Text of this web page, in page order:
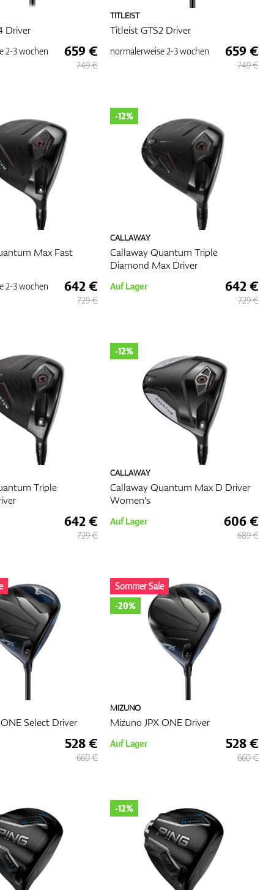
Driver
2-3 wochen 659 €
749 €
TITLEIST
Titleist GTS2 Driver
normalerweise2-3 wochen 659 €
749 €
Max Fast
2-3 wochen 642 €
729 €
CALLAWAY
Callaway Quantum Triple
Diamond Max Driver
-12%
Auf Lager 642 €
729 €
Triple
642 €
729 €
CALLAWAY
Callaway Quantum Max D Driver
Women's
-12%
Auf Lager 606 €
689 €
Select Driver
528 €
660 €
MIZUNO
Mizuno JPX ONE Driver
Sommer Sale
-20%
Auf Lager 528 €
660 €
-12%